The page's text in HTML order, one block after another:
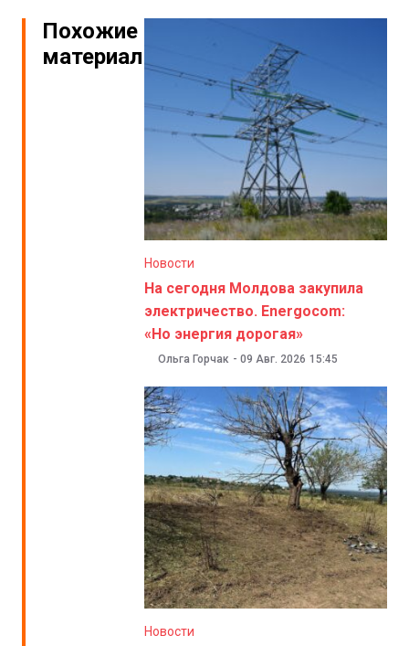
Похожие
материалы
Новости
На сегодня Молдова закупила
электричество. Energocom:
«Но энергия дорогая»
Ольга Горчак - 09 Авг. 2026 15:45
Новости